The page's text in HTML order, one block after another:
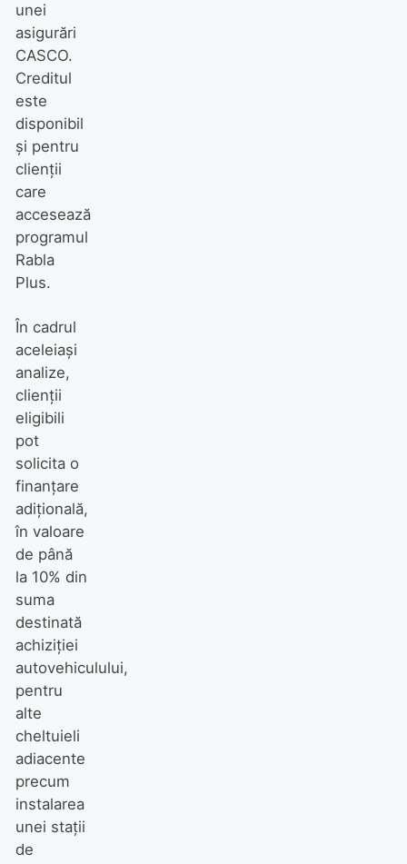
unei
asigurări
CASCO.
Creditul
este
disponibil
și pentru
clienții
care
accesează
programul
Rabla
Plus.
În cadrul
aceleiași
analize,
clienții
eligibili
pot
solicita o
finanțare
adițională,
în valoare
de până
la 10% din
suma
destinată
achiziției
autovehiculului,
pentru
alte
cheltuieli
adiacente
precum
instalarea
unei stații
de